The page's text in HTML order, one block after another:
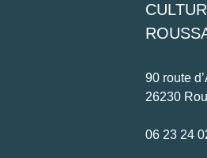
90 route
26230
06 23 24